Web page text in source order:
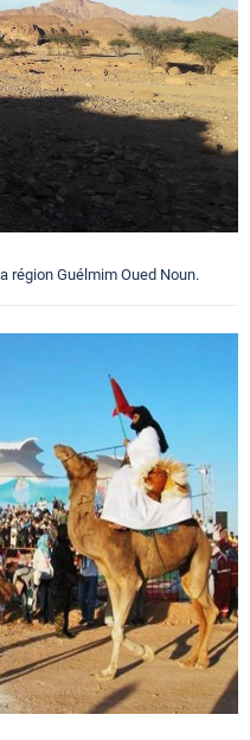
région Guélmim Oued Noun.